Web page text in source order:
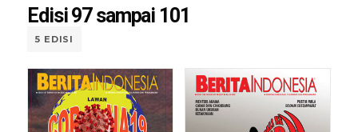
Edisi 97 sampai 101
5 EDISI